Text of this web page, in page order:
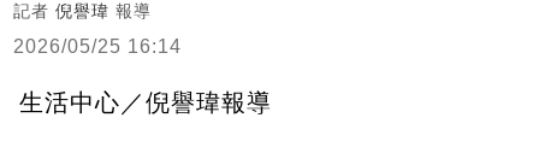
記者 倪譽瑋 報導
2026/05/25 16:14
生活中心／倪譽瑋報導